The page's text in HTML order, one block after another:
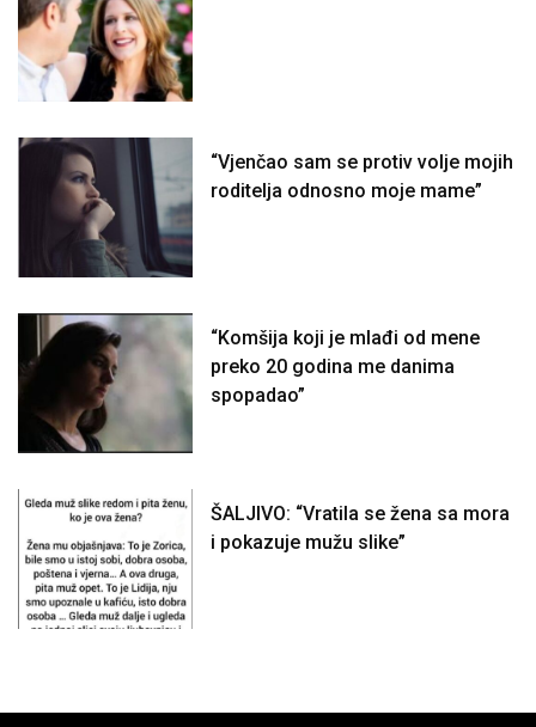
“Vjenčao sam se protiv volje mojih
roditelja odnosno moje mame”
“Komšija koji je mlađi od mene
preko 20 godina me danima
spopadao”
ŠALJIVO: “Vratila se žena sa mora
i pokazuje mužu slike”